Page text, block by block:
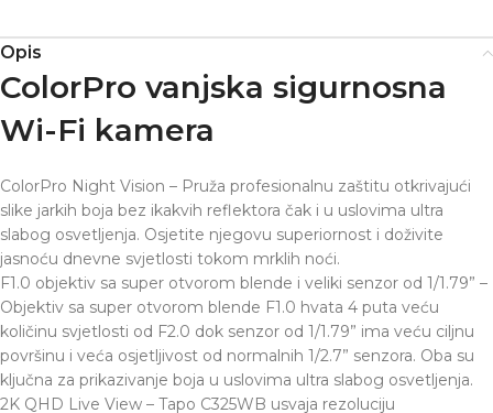
Opis
ColorPro vanjska sigurnosna
Wi-Fi kamera
ColorPro Night Vision – Pruža profesionalnu zaštitu otkrivajući
slike jarkih boja bez ikakvih reflektora čak i u uslovima ultra
slabog osvetljenja. Osjetite njegovu superiornost i doživite
jasnoću dnevne svjetlosti tokom mrklih noći.
F1.0 objektiv sa super otvorom blende i veliki senzor od 1/1.79” –
Objektiv sa super otvorom blende F1.0 hvata 4 puta veću
količinu svjetlosti od F2.0 dok senzor od 1/1.79” ima veću ciljnu
površinu i veća osjetljivost od normalnih 1/2.7” senzora. Oba su
ključna za prikazivanje boja u uslovima ultra slabog osvetljenja.
2K QHD Live View – Tapo C325WB usvaja rezoluciju